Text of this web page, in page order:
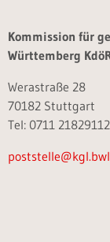
Kommission für
Württemberg
Werastraße 28
70182 Stuttgart
Tel: 0711